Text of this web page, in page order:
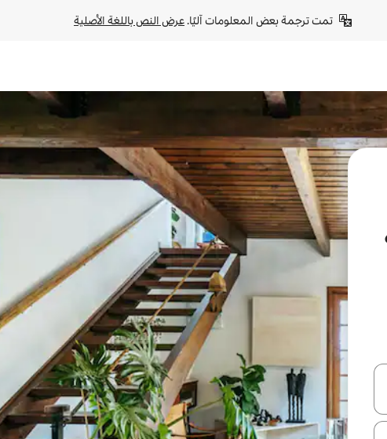
تمت ترجمة بعض المعلومات آليًا. عرض النص باللغة الأصلية
أو استكشف عن طريق اللمس أو السحب.